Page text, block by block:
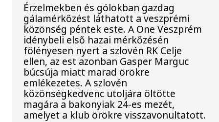
Érzelmekben és gólokban gazdag
gálamérkőzést láthatott a veszprémi
közönség péntek este. A One Veszprém
idénybeli első hazai mérkőzésén
fölényesen nyert a szlovén RK Celje
ellen, az est azonban Gasper Marguc
búcsúja miatt marad örökre
emlékezetes. A szlovén
közönségkedvenc utoljára öltötte
magára a bakonyiak 24-es mezét,
amelyet a klub örökre visszavonultatott.